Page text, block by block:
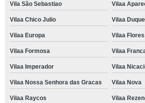
Vila São Sebastiao Vilaa
Vilaa Chico Julio Vilaa
Vilaa Europa Vilaa Flores
Vilaa Formosa Vilaa
Vilaa Imperador Vilaa
Vilaa Nossa Senhora das Gracas Vilaa Nova
Vilaa Raycos Vilaa